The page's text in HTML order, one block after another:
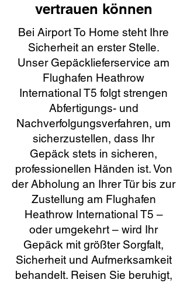
vertrauen können
Bei Airport To Home steht Ihre
Sicherheit an erster Stelle.
Unser Gepäcklieferservice am
Flughafen Heathrow
International T5 folgt strengen
Abfertigungs- und
Nachverfolgungsverfahren, um
sicherzustellen, dass Ihr
Gepäck stets in sicheren,
professionellen Händen ist. Von
der Abholung an Ihrer Tür bis zur
Zustellung am Flughafen
Heathrow International T5 –
oder umgekehrt – wird Ihr
Gepäck mit größter Sorgfalt,
Sicherheit und Aufmerksamkeit
behandelt. Reisen Sie beruhigt,